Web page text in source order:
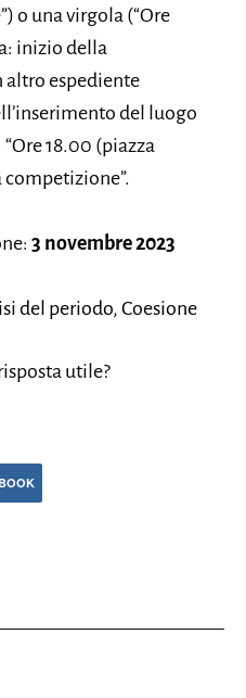
o una virgola (“Ore
inizio della
altro espediente
del luogo
18.00 (piazza
3 novembre 2023
del periodo, Coesione
utile?